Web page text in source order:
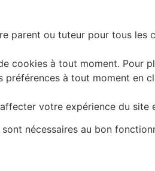
parent ou tuteur pour tous les
cookies à tout moment. Pour
à tout moment en
votre expérience du site
nécessaires au bon